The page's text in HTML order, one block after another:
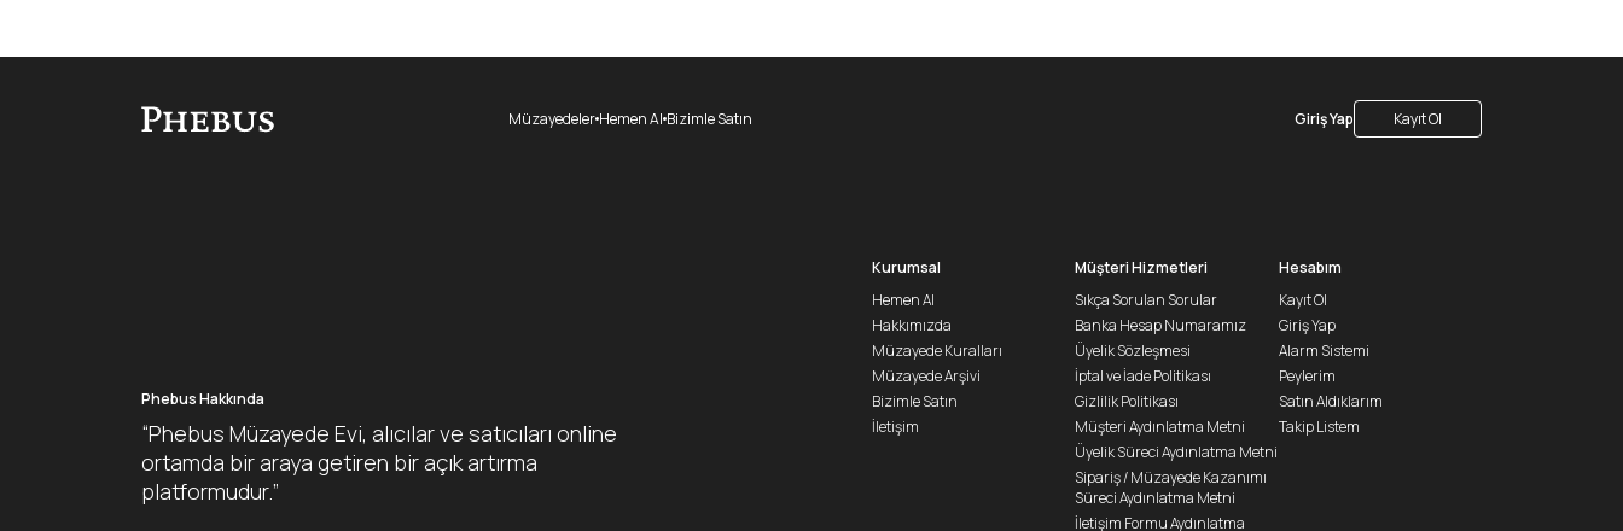
MüzayedelerHemen Al Bizimle Satın Giriş Yap Kayıt Ol
Phebus Hakkında
“Phebus Müzayede Evi, alıcılar ve satıcıları online
ortamda bir araya getiren bir açık artırma
platformudur.”
Kurumsal
Hemen Al
Hakkımızda
Müzayede Kuralları
Müzayede Arşivi
Bizimle Satın
İletişim
Müşteri Hizmetleri
Sıkça Sorulan Sorular
Banka Hesap Numaramız
Üyelik Sözleşmesi
İptal ve İade Politikası
Gizlilik Politikası
Müşteri Aydınlatma Metni
Üyelik Süreci Aydınlatma Metni
Sipariş / Müzayede Kazanımı
Süreci Aydınlatma Metni
İletişim Formu Aydınlatma
Hesabım
Kayıt Ol
Giriş Yap
Alarm Sistemi
Peylerim
Satın Aldıklarım
Takip Listem